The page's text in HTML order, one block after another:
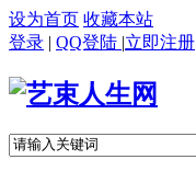
设为首页 收藏本站
登录 | QQ登陆 |立即注册